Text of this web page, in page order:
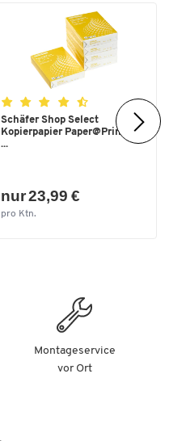
Schäfer Shop Select
Kopierpapier Paper@Print, DIN
...
nur 23,99 €
pro Ktn.
Montageservice
vor Ort